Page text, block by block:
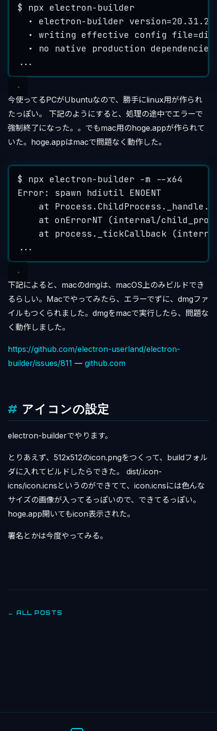
$ npx electron-builder
• electron-builder version=20.31.2
• writing effective config
• no native production dependencies
...
今使ってるPCがUbuntuなので、勝手にlinux用が作られ
たっぽい。 下記のようにすると、処理の途中でエラーで
強制終了になった。。でもmac用のhoge.appが作られて
いた。hoge.appはmacで問題なく動作した。
$ npx electron-builder -m --x64
Error: spawn hdiutil ENOENT
at
at onErrorNT (internal/
at process._tickCallback
...
下記によると、macのdmgは、macOS上のみビルドでき
るらしい。Macでやってみたら、エラーでずに、dmgファ
イルもつくられました。dmgをmacで実行したら、問題な
く動作しました。
https://github.com/electron-userland/electron-
builder/issues/811 — github.com
アイコンの設定
electron-builderでやります。
とりあえず、512x512のicon.pngをつくって、buildフォル
ダに入れてビルドしたらできた。 dist/.icon-
icns/icon.icnsというのができてて、icon.icnsには色んな
サイズの画像が入ってるっぽいので、できてるっぽい。
hoge.app開いてもicon表示された。
署名とかは今度やってみる。
← ALL POSTS